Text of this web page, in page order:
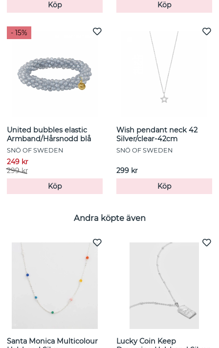
Köp
Köp
- 15%
United bubbles elastic
Armband/Hårsnodd blå
SNÖ OF SWEDEN
249 kr
299 kr
Köp
Wish pendant neck 42
Silver/clear-42cm
SNÖ OF SWEDEN
299 kr
Köp
Andra köpte även
Santa Monica Multicolour
Lucky Coin Keep